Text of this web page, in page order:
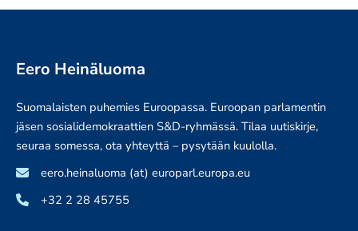
Eero Heinäluoma
Suomalaisten puhemies Euroopassa. Euroopan parlamentin
jäsen sosialidemokraattien S&D-ryhmässä. Tilaa uutiskirje,
seuraa somessa, ota yhteyttä – pysytään kuulolla.
eero.heinaluoma (at) europarl.europa.eu
+32 2 28 45755